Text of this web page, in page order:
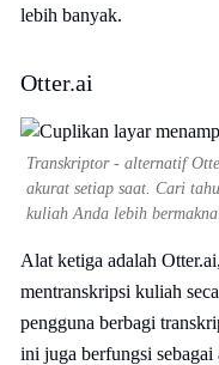
lebih banyak.
Otter.ai
Transkriptor - alternatif
akurat setiap saat. Cari
kuliah Anda lebih bermakna.
Alat ketiga adalah
mentranskripsi kuliah
pengguna berbagi
ini juga berfungsi sebagai